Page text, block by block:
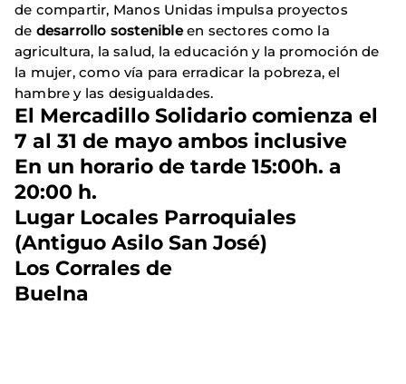
de compartir, Manos Unidas impulsa proyectos
de desarrollo sostenibleen sectores como la
agricultura, la salud, la educación y la promoción de
la mujer, como vía para erradicar la pobreza, el
hambre y las desigualdades.
El Mercadillo Solidario comienza el
7 al 31 de mayo ambos inclusive
En un horario de tarde 15:00h. a
20:00 h.
Lugar Locales Parroquiales
(Antiguo Asilo San José)
Los Corrales de
Buelna